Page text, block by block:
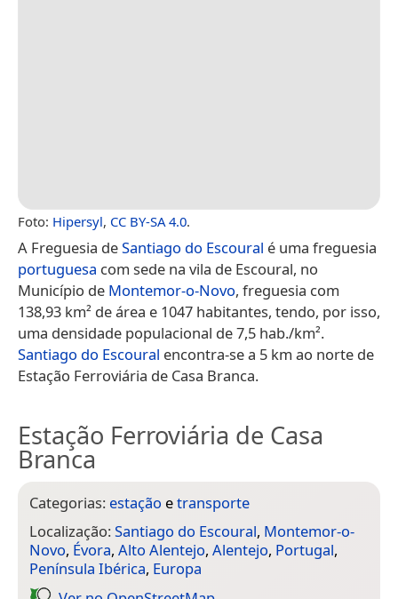
Foto: Hipersyl, CC BY-SA 4.0.
A Freguesia deSantiago do Escoural é uma freguesia
portuguesa com sede na vila de Escoural, no
Município de Montemor-o-Novo, freguesia com
138,93 km² de área e 1047 habitantes, tendo, por isso,
uma densidade populacional de 7,5 hab./km².
Santiago do Escoural encontra-se a 5 km ao norte de
Estação Ferroviária de Casa Branca.
Estação Ferroviária de Casa
Branca
Categorias: estação etransporte
Localização:Santiago do Escoural, Montemor-o-
Novo, Évora, Alto Alentejo, Alentejo, Portugal,
Península Ibérica, Europa